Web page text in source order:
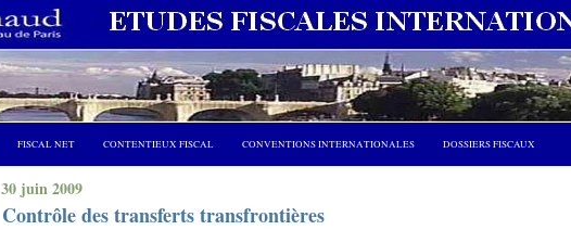
FISCAL NET CONTENTIEUX FISCAL CONVENTIONS INTERNATIONALES DOSSIERS FISCAUX
30 juin 2009
Contrôle des transferts transfrontières